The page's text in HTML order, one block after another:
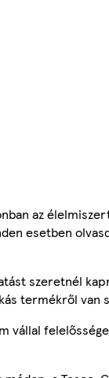
az
esetben
szeretnél
termékről van
vállal